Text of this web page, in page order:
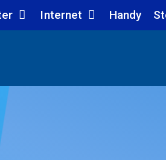
Internet Handy